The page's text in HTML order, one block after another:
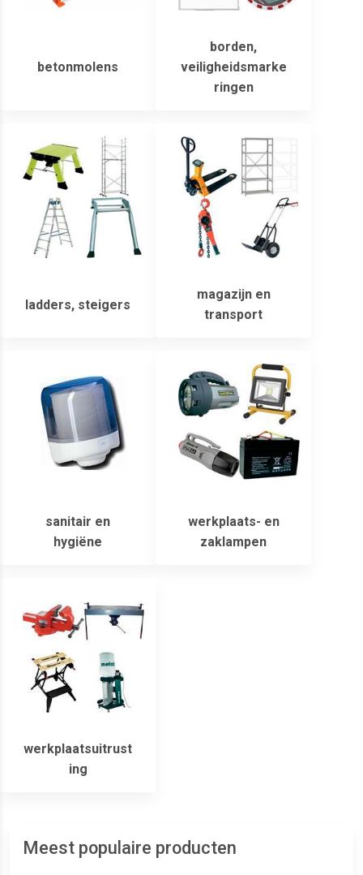
betonmolens
borden,
veiligheidsmarke
ringen
ladders, steigers
magazijn en
transport
sanitair en
hygiëne
werkplaats- en
zaklampen
werkplaatsuitrust
ing
Meest populaire producten